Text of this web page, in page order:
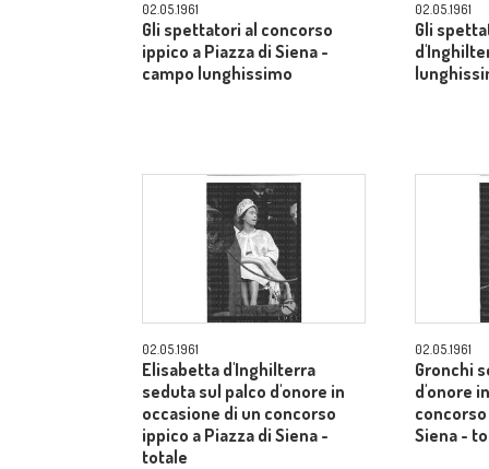
02.05.1961
Gli spettatori al concorso
ippico a Piazza di Siena -
campo lunghissimo
02.05.1961
Gli
02.05.1961
Elisabetta d'Inghilterra
seduta sul palco d'onore in
occasione di un concorso
ippico a Piazza di Siena -
totale
02.05.1961
Gronchi
d'onore
Siena -